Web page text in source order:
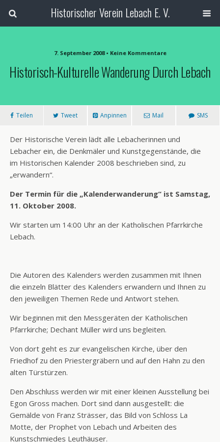
Historischer Verein Lebach E. V.
7. September 2008 • Keine Kommentare
Historisch-Kulturelle Wanderung Durch Lebach
Teilen Tweet Anpinnen Mail SMS
Der Historische Verein lädt alle Lebacherinnen und
Lebacher ein, die Denkmäler und Kunstgegenstände, die
im Historischen Kalender 2008 beschrieben sind, zu
„erwandern“.
Der Termin für die „Kalenderwanderung“ ist Samstag,
11. Oktober 2008.
Wir starten um 14:00 Uhr an der Katholischen Pfarrkirche
Lebach.
Die Autoren des Kalenders werden zusammen mit Ihnen
die einzeln Blätter des Kalenders erwandern und Ihnen zu
den jeweiligen Themen Rede und Antwort stehen.
Wir beginnen mit den Messgeräten der Katholischen
Pfarrkirche; Dechant Müller wird uns begleiten.
Von dort geht es zur evangelischen Kirche, über den
Friedhof zu den Priestergräbern und auf den Hahn zu den
alten Türstürzen.
Den Abschluss werden wir mit einer kleinen Ausstellung bei
Egon Gross machen. Dort sind dann ausgestellt: die
Gemälde von Franz Strässer, das Bild von Schloss La
Motte, der Prophet von Lebach und Arbeiten des
Kunstschmiedes Leuthäuser.